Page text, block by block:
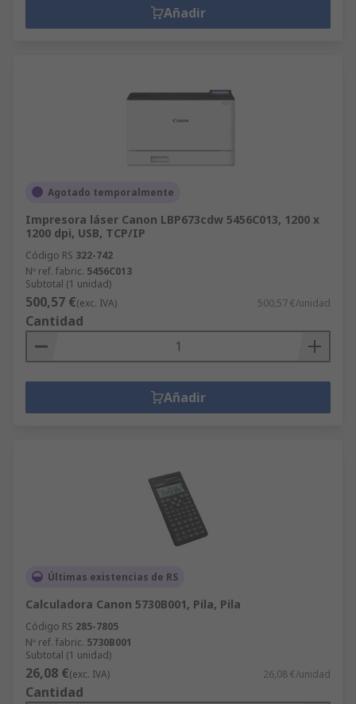
Añadir
Agotado temporalmente
Impresora láser Canon LBP673cdw 5456C013, 1200 x
1200 dpi, USB, TCP/IP
Código RS 322-742
Nº ref. fabric. 5456C013
Subtotal (1 unidad)
500,57 €(exc. IVA) 500,57 €/unidad
Cantidad
Añadir
Últimas existencias de RS
Calculadora Canon 5730B001, Pila, Pila
Código RS 285-7805
Nº ref. fabric. 5730B001
Subtotal (1 unidad)
26,08 €(exc. IVA) 26,08 €/unidad
Cantidad